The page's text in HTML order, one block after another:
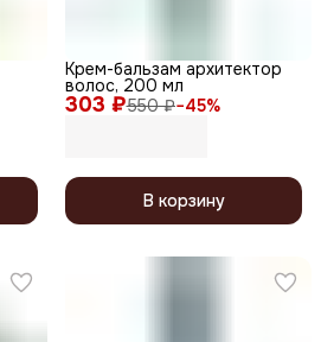
303 ₽550 ₽−45%
Крем-бальзам архитектор
волос, 200 мл
В корзину